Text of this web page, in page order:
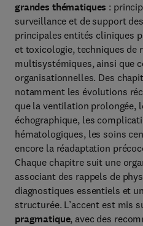
grandes thématiques :
surveillance et de support
principales entités cliniques
et toxicologie, techniques de
multisystémiques, ainsi que
organisationnelles. Des
notamment les évolutions
que la ventilation prolongée,
échographique, les
hématologiques, les soins
encore la réadaptation
Chaque chapitre suit une
associant des rappels de
diagnostiques essentiels et
structurée. L’accent est mis
pragmatique, avec des